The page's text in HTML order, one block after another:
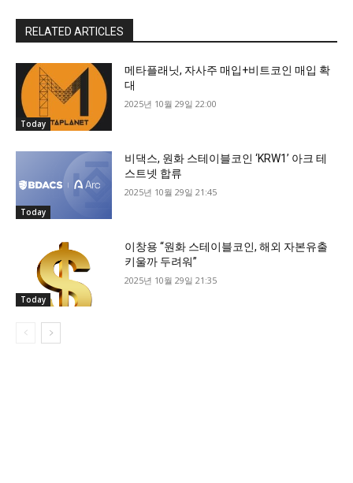
RELATED ARTICLES
Today
메타플래닛, 자사주 매입+비트코인 매입 확
대
2025년 10월 29일 22:00
Today
비댁스, 원화 스테이블코인 ‘KRW1’ 아크 테
스트넷 합류
2025년 10월 29일 21:45
Today
이창용 “원화 스테이블코인, 해외 자본유출
키울까 두려워”
2025년 10월 29일 21:35